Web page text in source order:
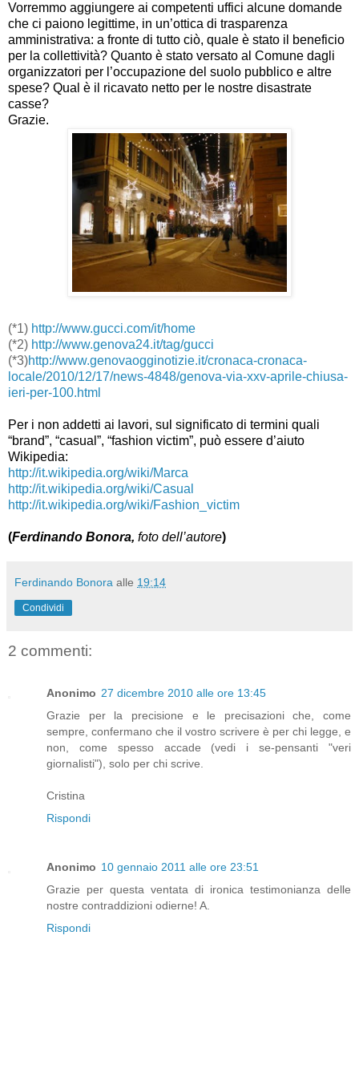
Vorremmo aggiungere ai competenti uffici alcune domande
che ci paiono legittime, in un’ottica di trasparenza
amministrativa: a fronte di tutto ciò, quale è stato il beneficio
per la collettività? Quanto è stato versato al Comune dagli
organizzatori per l’occupazione del suolo pubblico e altre
spese? Qual è il ricavato netto per le nostre disastrate
casse?
Grazie.
(*1) http://www.gucci.com/it/home
(*2) http://www.genova24.it/tag/gucci
(*3)http://www.genovaogginotizie.it/cronaca-cronaca-
locale/2010/12/17/news-4848/genova-via-xxv-aprile-chiusa-
ieri-per-100.html
Per i non addetti ai lavori, sul significato di termini quali
“brand”, “casual”, “fashion victim”, può essere d’aiuto
Wikipedia:
http://it.wikipedia.org/wiki/Marca
http://it.wikipedia.org/wiki/Casual
http://it.wikipedia.org/wiki/Fashion_victim
(Ferdinando Bonora, foto dell’autore)
Ferdinando Bonora alle 19:14
Condividi
2 commenti:
Anonimo 27 dicembre 2010 alle ore 13:45
Grazie per la precisione e le precisazioni che, come
sempre, confermano che il vostro scrivere è per chi legge, e
non, come spesso accade (vedi i se-pensanti "veri
giornalisti"), solo per chi scrive.
Cristina
Rispondi
Anonimo 10 gennaio 2011 alle ore 23:51
Grazie per questa ventata di ironica testimonianza delle
nostre contraddizioni odierne! A.
Rispondi